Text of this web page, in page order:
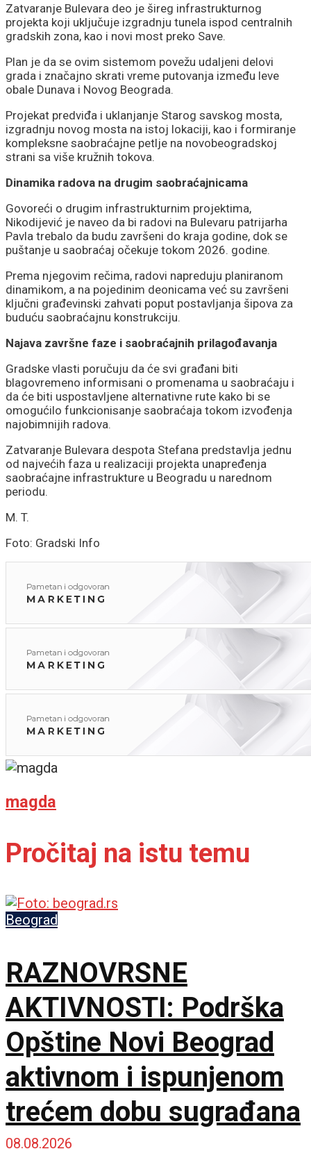
Zatvaranje Bulevara deo je šireg infrastrukturnog
projekta koji uključuje izgradnju tunela ispod centralnih
gradskih zona, kao i novi most preko Save.
Plan je da se ovim sistemom povežu udaljeni delovi
grada i značajno skrati vreme putovanja između leve
obale Dunava i Novog Beograda.
Projekat predviđa i uklanjanje Starog savskog mosta,
izgradnju novog mosta na istoj lokaciji, kao i formiranje
kompleksne saobraćajne petlje na novobeogradskoj
strani sa više kružnih tokova.
Dinamika radova na drugim saobraćajnicama
Govoreći o drugim infrastrukturnim projektima,
Nikodijević je naveo da bi radovi na Bulevaru patrijarha
Pavla trebalo da budu završeni do kraja godine, dok se
puštanje u saobraćaj očekuje tokom 2026. godine.
Prema njegovim rečima, radovi napreduju planiranom
dinamikom, a na pojedinim deonicama već su završeni
ključni građevinski zahvati poput postavljanja šipova za
buduću saobraćajnu konstrukciju.
Najava završne faze i saobraćajnih prilagođavanja
Gradske vlasti poručuju da će svi građani biti
blagovremeno informisani o promenama u saobraćaju i
da će biti uspostavljene alternativne rute kako bi se
omogućilo funkcionisanje saobraćaja tokom izvođenja
najobimnijih radova.
Zatvaranje Bulevara despota Stefana predstavlja jednu
od najvećih faza u realizaciji projekta unapređenja
saobraćajne infrastrukture u Beogradu u narednom
periodu.
M. T.
Foto: Gradski Info
magda
Pročitaj na istu temu
Beograd
RAZNOVRSNE
AKTIVNOSTI: Podrška
Opštine Novi Beograd
aktivnom i ispunjenom
trećem dobu sugrađana
08.08.2026